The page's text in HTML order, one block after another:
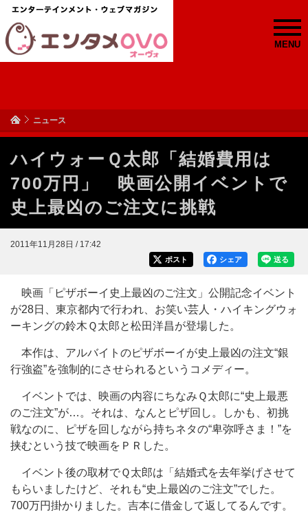
MENU
ニュース
ハイウォーＱ太郎「結婚費用は
700万円」 映画公開イベントで
史上最凶のご注文に挑戦
2011年11月28日 / 17:42
送る
シェア
ポスト
映画「ピザボーイ史上最凶のご注文」公開記念イベント
が28日、東京都内で行われ、お笑い芸人・ハイキングウォ
ーキングの鈴木Ｑ太郎と松田洋昌が登場した。
本作は、アルバイトのピザボーイが史上最凶の注文“銀
行強盗”を強制的にさせられるというコメディー。
イベントでは、映画の内容にちなみＱ太郎に“史上最悪
のご注文”が…。それは、なんとピザ回し。しかも、初挑
戦なのに、ピザを回しながら持ちネタの“卑弥呼さま！”を
挟むという技で映画をＰＲした。
イベント後の取材でＱ太郎は「結婚式を去年挙げさせて
もらいましたけど、それも“史上最凶のご注文”でした。
700万円掛かりました。吉本に借金して返してるんです。